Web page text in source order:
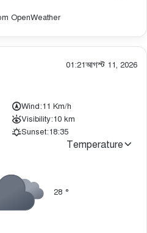
OpenWeather
01:21আগস্ট 11, 2026
Wind:11 Km/h
Visibility:10 km
Sunset:18:35
Temperature
28 °